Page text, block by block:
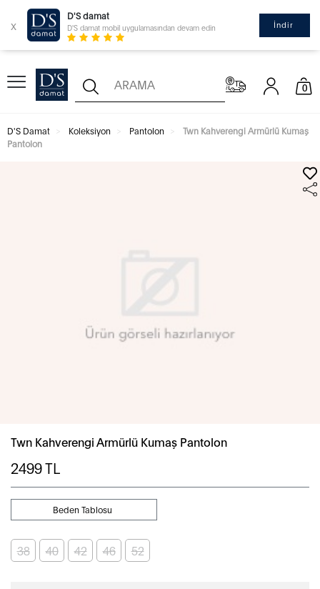
x
D'S damat
D'S damat mobil uygulamasından devam edin İndir
0
D'S Damat Koleksiyon Pantolon
Twn Kahverengi Armürlü Kumaş
Pantolon
Twn Kahverengi Armürlü Kumaş Pantolon
2499TL
Beden Tablosu
38 40 42 46 52